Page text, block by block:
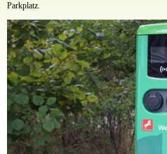
Parkplatz.